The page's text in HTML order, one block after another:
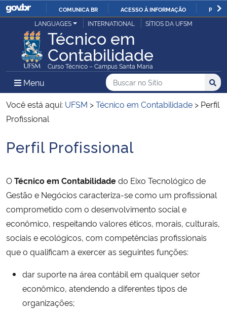
IR
PARA
O
CONTEÚDO
COMUNICA BR ACESSO À INFORMAÇÃO
Ministério da Justiça e Segurança Pública
Ministério da Defesa
Ministério das Relações Exteriores
Ministério da Infraestrutura
Ministério da Agricultura, Pecuária e Abastecimento
Ministério da Educação
Ministério da Cidadania
Ministério de Minas e Energia
LANGUAGES INTERNATIONAL SÍTIOS DA UFSM
Técnico em
Contabilidade
Curso Técnico – Campus Santa Maria
Menu Menu Principal do Sítio
Busca
Buscar no no Sítio
Busca:
Você está aqui: UFSM >Técnico em Contabilidade > Perfil
Profissional
Início do conteúdo
Perfil Profissional
OTécnico em Contabilidadedo Eixo Tecnológico de
Gestão e Negócios caracteriza-se como um profissional
comprometido com o desenvolvimento social e
econômico, respeitando valores éticos, morais, culturais,
sociais e ecológicos, com competências profissionais
que o qualificam a exercer as seguintes funções:
dar suporte na área contábil em qualquer setor
econômico, atendendo a diferentes tipos de
organizações;